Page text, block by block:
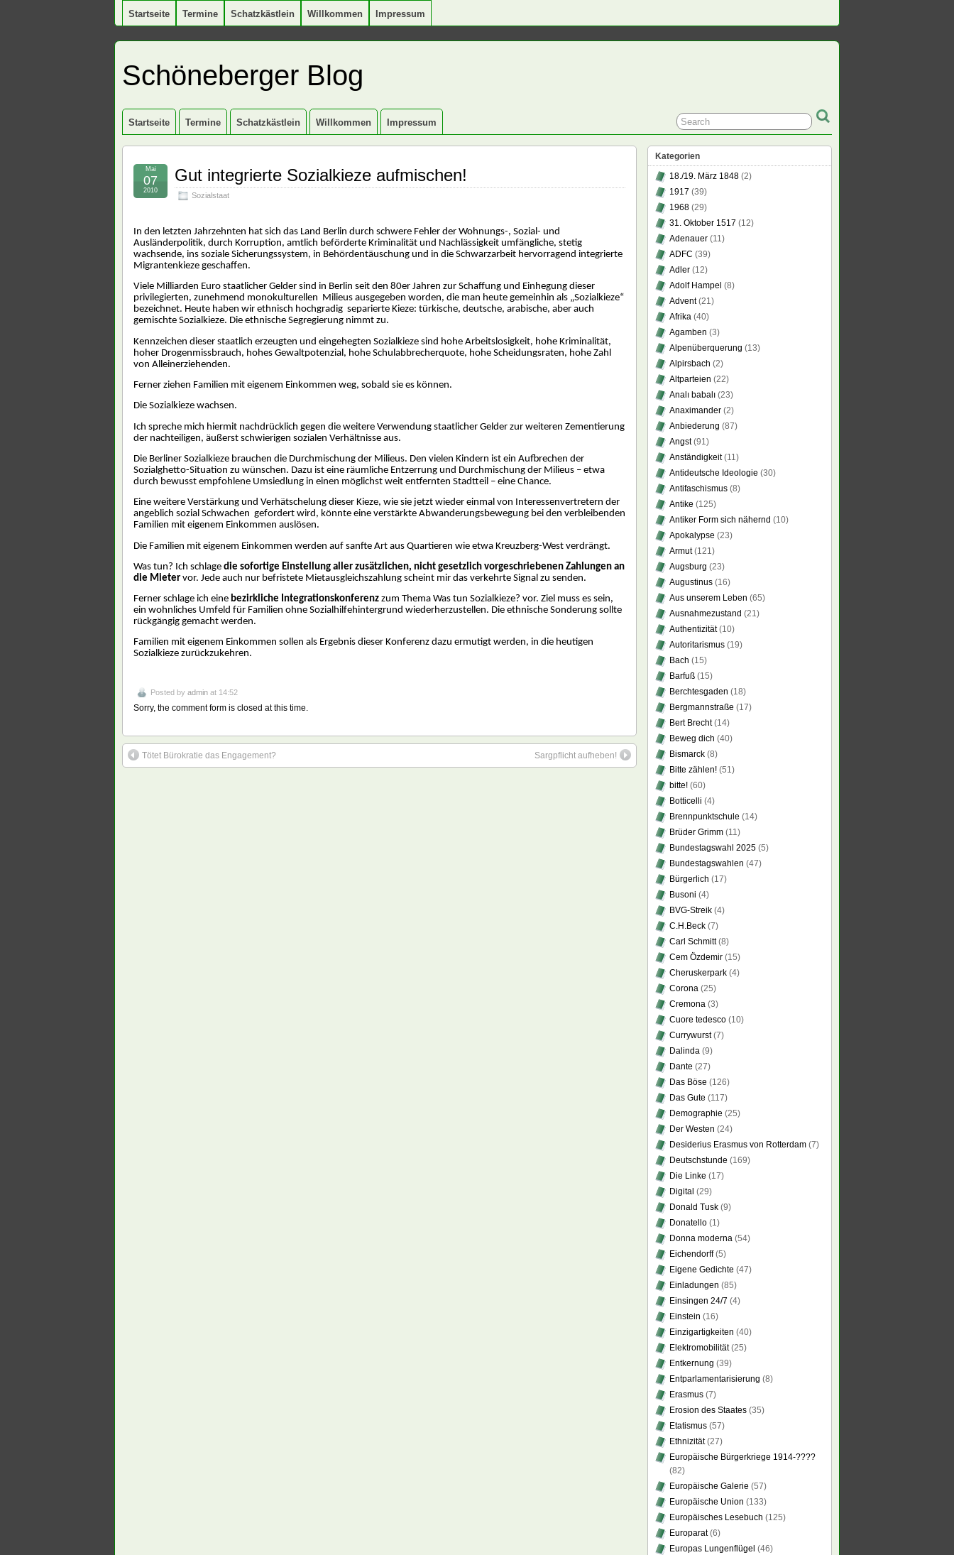
Startseite Termine Schatzkästlein Willkommen Impressum
Schöneberger Blog
Startseite Termine Schatzkästlein Willkommen Impressum
Gut integrierte Sozialkieze aufmischen!
Sozialstaat
Mai
07
2010
In den letzten Jahrzehnten hat sich das Land Berlin durch schwere Fehler der Wohnungs-, Sozial- und
Ausländerpolitik, durch Korruption, amtlich beförderte Kriminalität und Nachlässigkeit umfängliche, stetig
wachsende, ins soziale Sicherungssystem, in Behördentäuschung und in die Schwarzarbeit hervorragend integrierte
Migrantenkieze geschaffen.
Viele Milliarden Euro staatlicher Gelder sind in Berlin seit den 80er Jahren zur Schaffung und Einhegung dieser
privilegierten, zunehmend monokulturellen Milieus ausgegeben worden, die man heute gemeinhin als „Sozialkieze“
bezeichnet. Heute haben wir ethnisch hochgradig separierte Kieze: türkische, deutsche, arabische, aber auch
gemischte Sozialkieze. Die ethnische Segregierung nimmt zu.
Kennzeichen dieser staatlich erzeugten und eingehegten Sozialkieze sind hohe Arbeitslosigkeit, hohe Kriminalität,
hoher Drogenmissbrauch, hohes Gewaltpotenzial, hohe Schulabbrecherquote, hohe Scheidungsraten, hohe Zahl
von Alleinerziehenden.
Ferner ziehen Familien mit eigenem Einkommen weg, sobald sie es können.
Die Sozialkieze wachsen.
Ich spreche mich hiermit nachdrücklich gegen die weitere Verwendung staatlicher Gelder zur weiteren Zementierung
der nachteiligen, äußerst schwierigen sozialen Verhältnisse aus.
Die Berliner Sozialkieze brauchen die Durchmischung der Milieus. Den vielen Kindern ist ein Aufbrechen der
Sozialghetto-Situation zu wünschen. Dazu ist eine räumliche Entzerrung und Durchmischung der Milieus – etwa
durch bewusst empfohlene Umsiedlung in einen möglichst weit entfernten Stadtteil – eine Chance.
Eine weitere Verstärkung und Verhätschelung dieser Kieze, wie sie jetzt wieder einmal von Interessenvertretern der
angeblich sozial Schwachen gefordert wird, könnte eine verstärkte Abwanderungsbewegung bei den verbleibenden
Familien mit eigenem Einkommen auslösen.
Die Familien mit eigenem Einkommen werden auf sanfte Art aus Quartieren wie etwa Kreuzberg-West verdrängt.
Was tun? Ich schlage die sofortige Einstellung aller zusätzlichen, nicht gesetzlich vorgeschriebenen Zahlungen an
die Mieter vor. Jede auch nur befristete Mietausgleichszahlung scheint mir das verkehrte Signal zu senden.
Ferner schlage ich eine bezirkliche Integrationskonferenz zum Thema Was tun Sozialkieze? vor. Ziel muss es sein,
ein wohnliches Umfeld für Familien ohne Sozialhilfehintergrund wiederherzustellen. Die ethnische Sonderung sollte
rückgängig gemacht werden.
Familien mit eigenem Einkommen sollen als Ergebnis dieser Konferenz dazu ermutigt werden, in die heutigen
Sozialkieze zurückzukehren.
Posted by admin at 14:52
Sorry, the comment form is closed at this time.
Tötet Bürokratie das Engagement? Sargpflicht aufheben!
Kategorien
18./19. März 1848 (2)
1917 (39)
1968 (29)
31. Oktober 1517 (12)
Adenauer (11)
ADFC (39)
Adler (12)
Adolf Hampel (8)
Advent(21)
Afrika (40)
Agamben (3)
Alpenüberquerung (13)
Alpirsbach (2)
Altparteien (22)
Analı babalı (23)
Anaximander (2)
Anbiederung (87)
Angst(91)
Anständigkeit(11)
Antideutsche Ideologie (30)
Antifaschismus (8)
Antike (125)
Antiker Form sich nähernd (10)
Apokalypse (23)
Armut(121)
Augsburg (23)
Augustinus (16)
Aus unserem Leben (65)
Ausnahmezustand (21)
Authentizität(10)
Autoritarismus (19)
Bach (15)
Barfuß (15)
Berchtesgaden (18)
Bergmannstraße (17)
Bert Brecht(14)
Beweg dich (40)
Bismarck (8)
Bitte zählen! (51)
bitte! (60)
Botticelli (4)
Brennpunktschule (14)
Brüder Grimm (11)
Bundestagswahl 2025 (5)
Bundestagswahlen (47)
Bürgerlich (17)
Busoni (4)
BVG-Streik (4)
C.H.Beck (7)
Carl Schmitt(8)
Cem Özdemir (15)
Cheruskerpark (4)
Corona (25)
Cremona (3)
Cuore tedesco (10)
Currywurst(7)
Dalinda (9)
Dante (27)
Das Böse (126)
Das Gute (117)
Demographie (25)
Der Westen (24)
Desiderius Erasmus von Rotterdam (7)
Deutschstunde (169)
Die Linke (17)
Digital (29)
Donald Tusk (9)
Donatello (1)
Donna moderna (54)
Eichendorff(5)
Eigene Gedichte (47)
Einladungen (85)
Einsingen 24/7 (4)
Einstein (16)
Einzigartigkeiten (40)
Elektromobilität(25)
Entkernung (39)
Entparlamentarisierung (8)
Erasmus (7)
Erosion des Staates (35)
Etatismus (57)
Ethnizität(27)
Europäische Bürgerkriege 1914-????
(82)
Europäische Galerie (57)
Europäische Union (133)
Europäisches Lesebuch (125)
Europarat(6)
Europas Lungenflügel (46)